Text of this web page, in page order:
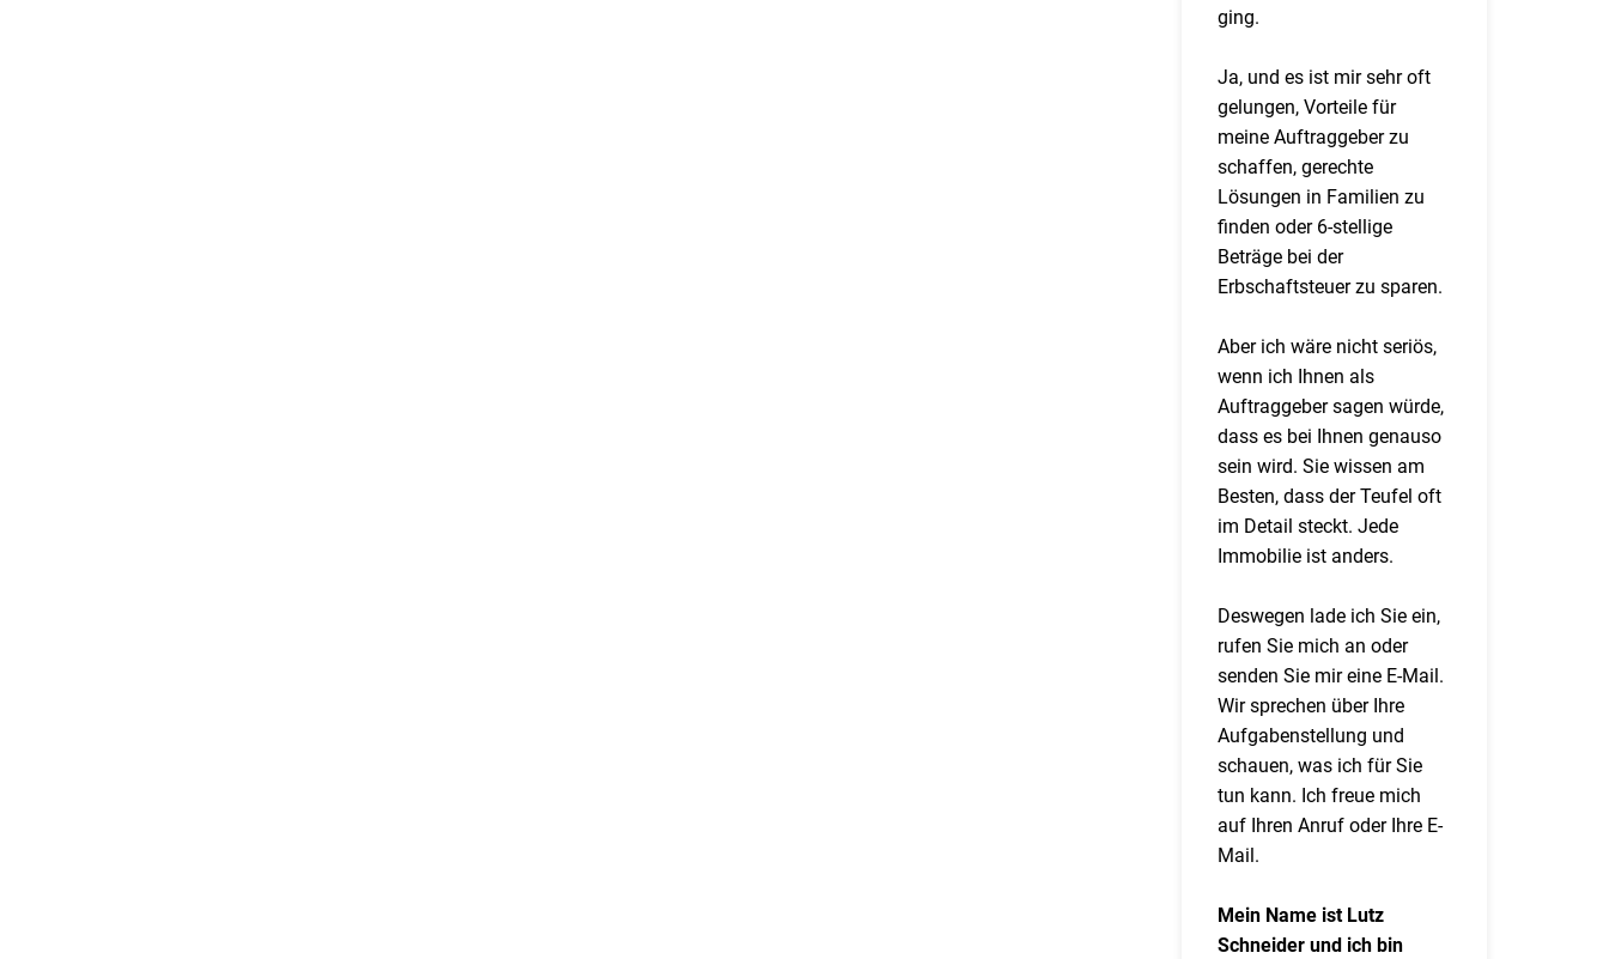
ging.
Ja, und es ist mir sehr oft
gelungen, Vorteile für
meine Auftraggeber zu
schaffen, gerechte
Lösungen in Familien zu
finden oder 6-stellige
Beträge bei der
Erbschaftsteuer zu sparen.
Aber ich wäre nicht seriös,
wenn ich Ihnen als
Auftraggeber sagen würde,
dass es bei Ihnen genauso
sein wird. Sie wissen am
Besten, dass der Teufel oft
im Detail steckt. Jede
Immobilie ist anders.
Deswegen lade ich Sie ein,
rufen Sie mich an oder
senden Sie mir eine E-Mail.
Wir sprechen über Ihre
Aufgabenstellung und
schauen, was ich für Sie
tun kann. Ich freue mich
auf Ihren Anruf oder Ihre E-
Mail.
Mein Name ist Lutz
Schneider und ich bin